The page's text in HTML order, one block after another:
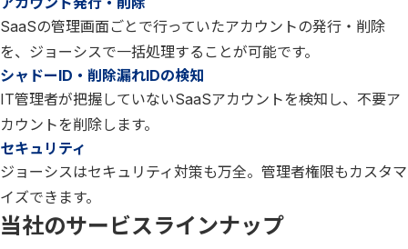
SaaSの管理画面ごとで行っていたアカウントの発行・削除
を、ジョーシスで一括処理することが可能です。
シャドーID・削除漏れIDの検知
IT管理者が把握していないSaaSアカウントを検知し、不要ア
カウントを削除します。
セキュリティ
ジョーシスはセキュリティ対策も万全。管理者権限もカスタマ
イズできます。
当社のサービスラインナップ